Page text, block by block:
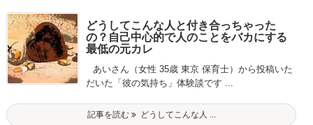
どうしてこんな人と付き合っちゃった
の？自己中心的で人のことをバカにする
最低の元カレ
あいさん（女性 35歳 東京 保育士）から投稿いた
だいた「彼の気持ち」体験談です ...
記事を読む どうしてこんな人 ...